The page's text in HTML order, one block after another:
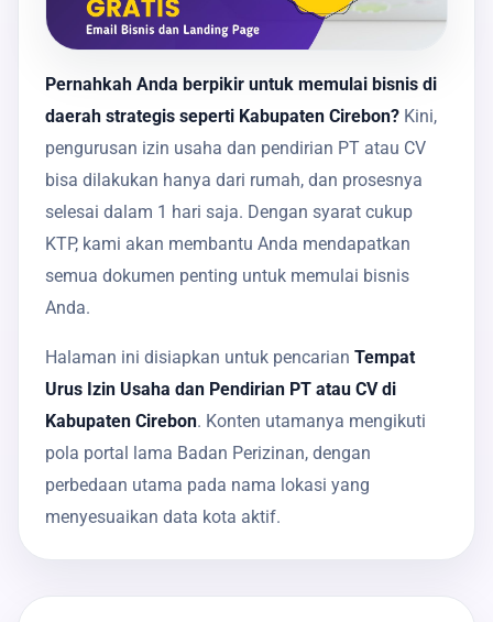
Pernahkah Anda berpikir untuk memulai bisnis di
daerah strategis seperti Kabupaten Cirebon? Kini,
pengurusan izin usaha dan pendirian PT atau CV
bisa dilakukan hanya dari rumah, dan prosesnya
selesai dalam 1 hari saja. Dengan syarat cukup
KTP, kami akan membantu Anda mendapatkan
semua dokumen penting untuk memulai bisnis
Anda.
Halaman ini disiapkan untuk pencarian Tempat
Urus Izin Usaha dan Pendirian PT atau CV di
Kabupaten Cirebon. Konten utamanya mengikuti
pola portal lama Badan Perizinan, dengan
perbedaan utama pada nama lokasi yang
menyesuaikan data kota aktif.